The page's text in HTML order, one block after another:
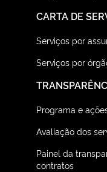
CARTA DE
Serviços por
Serviços por
Programa e
Avaliação dos
Painel da
contratos